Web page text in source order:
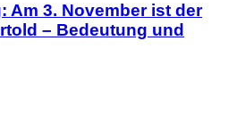
Am 3. November ist der
– Bedeutung und